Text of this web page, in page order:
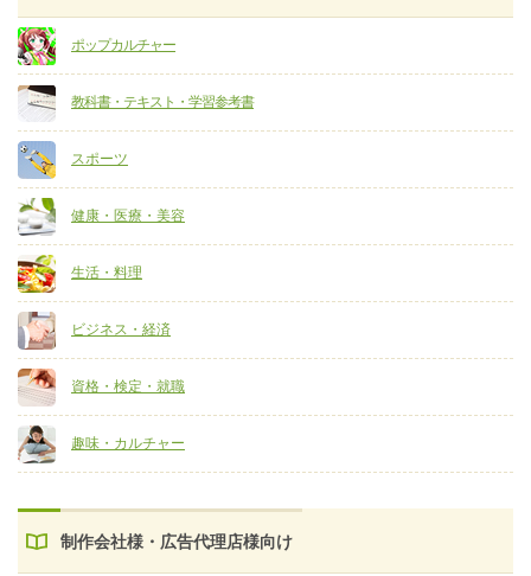
ポップカルチャー
教科書・テキスト・学習参考書
スポーツ
健康・医療・美容
生活・料理
ビジネス・経済
資格・検定・就職
趣味・カルチャー
制作会社様・広告代理店様向け